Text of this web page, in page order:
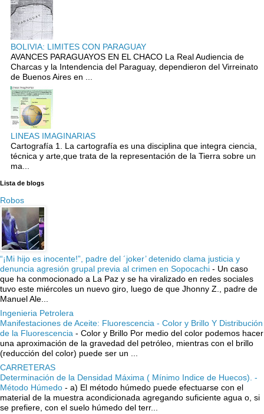
BOLIVIA: LIMITES CON PARAGUAY
AVANCES PARAGUAYOS EN EL CHACO La Real Audiencia de
Charcas y la Intendencia del Paraguay, dependieron del Virreinato
de Buenos Aires en ...
LINEAS IMAGINARIAS
Cartografía 1. La cartografía es una disciplina que integra ciencia,
técnica y arte,que trata de la representación de la Tierra sobre un
ma...
Lista de blogs
Robos
“¡Mi hijo es inocente!”, padre del ´joker’ detenido clama justicia y
denuncia agresión grupal previa al crimen en Sopocachi - Un caso
que ha conmocionado a La Paz y se ha viralizado en redes sociales
tuvo este miércoles un nuevo giro, luego de que Jhonny Z., padre de
Manuel Ale...
Ingenieria Petrolera
Manifestaciones de Aceite: Fluorescencia - Color y Brillo Y Distribución
de la Fluorescencia - Color y Brillo Por medio del color podemos hacer
una aproximación de la gravedad del petróleo, mientras con el brillo
(reducción del color) puede ser un ...
CARRETERAS
Determinación de la Densidad Máxima ( Mínimo Indice de Huecos). -
Método Húmedo - a) El método húmedo puede efectuarse con el
material de la muestra acondicionada agregando suficiente agua o, si
se prefiere, con el suelo húmedo del terr...